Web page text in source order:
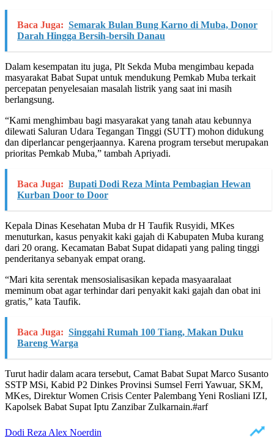
Baca Juga: Semarak Bulan Bung Karno di Muba, Donor
Darah Hingga Bersih-bersih Danau
Dalam kesempatan itu juga, Plt Sekda Muba mengimbau kepada
masyarakat Babat Supat untuk mendukung Pemkab Muba terkait
percepatan penyelesaian masalah listrik yang saat ini masih
berlangsung.
“Kami menghimbau bagi masyarakat yang tanah atau kebunnya
dilewati Saluran Udara Tegangan Tinggi (SUTT) mohon didukung
dan diperlancar pengerjaannya. Karena program tersebut merupakan
prioritas Pemkab Muba,” tambah Apriyadi.
Baca Juga: Bupati Dodi Reza Minta Pembagian Hewan
Kurban Door to Door
Kepala Dinas Kesehatan Muba dr H Taufik Rusyidi, MKes
menuturkan, kasus penyakit kaki gajah di Kabupaten Muba kurang
dari 20 orang. Kecamatan Babat Supat didapati yang paling tinggi
penderitanya sebanyak empat orang.
“Mari kita serentak mensosialisasikan kepada masyaaralaat
meminum obat agar terhindar dari penyakit kaki gajah dan obat ini
gratis,” kata Taufik.
Baca Juga: Singgahi Rumah 100 Tiang, Makan Duku
Bareng Warga
Turut hadir dalam acara tersebut, Camat Babat Supat Marco Susanto
SSTP MSi, Kabid P2 Dinkes Provinsi Sumsel Ferri Yawuar, SKM,
MKes, Direktur Women Crisis Center Palembang Yeni Rosliani IZI,
Kapolsek Babat Supat Iptu Zanzibar Zulkarnain.#arf
Dodi Reza Alex Noerdin